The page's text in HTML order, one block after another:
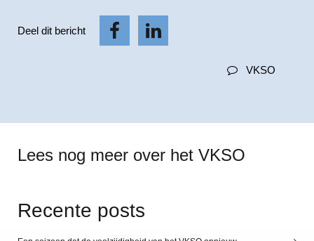
Deel dit bericht
VKSO
Lees nog meer over het VKSO
Recente posts